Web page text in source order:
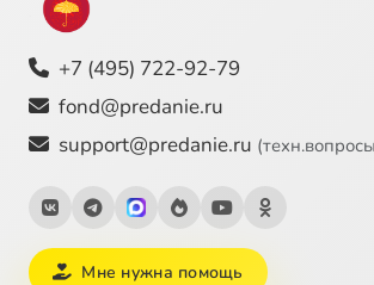
+7 (495) 722-92-79
fond@predanie.ru
support@predanie.ru
Мне нужна помощь